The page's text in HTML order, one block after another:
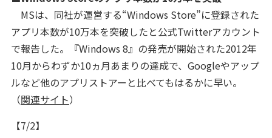
MSは、同社が運営する“Windows Store”に登録された
アプリ本数が10万本を突破したと公式Twitterアカウント
で報告した。『Windows 8』の発売が開始された2012年
10月からわずか10ヵ月あまりの達成で、Googleやアップ
ルなど他のアプリストアーと比べてもはるかに早い。
（関連サイト）
【7/2】